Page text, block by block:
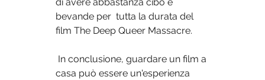
bevande per  tutta la durata del
film The Deep Queer Massacre.
casa può essere un'esperienza